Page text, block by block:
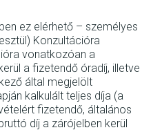
ez elérhető – személyes
Konzultációra
vonatkozóan a
a fizetendő óradíj, illetve
által megjelölt
kalkulált teljes díja (a
fizetendő, általános
díj a zárójelben kerül